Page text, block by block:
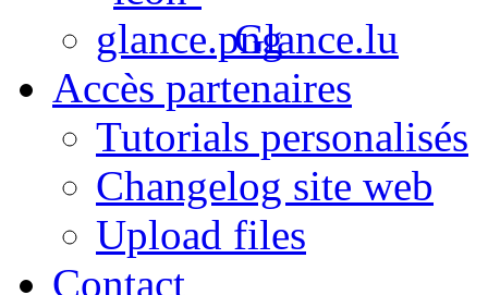
Glance.lu
Accès partenaires
Tutorials personalisés
Changelog site web
Upload files
Contact